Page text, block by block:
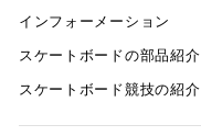
インフォーメーション
スケートボードの部品紹介
スケートボード競技の紹介